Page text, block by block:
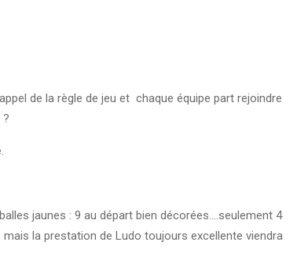
de la règle de jeu et chaque équipe part rejoindre
?
jaunes : 9 au départ bien décorées….seulement 4
la prestation de Ludo toujours excellente viendra